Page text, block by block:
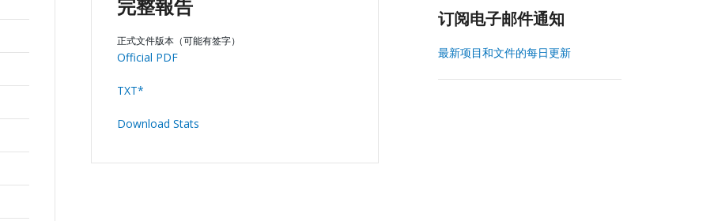
完整報告
正式文件版本（可能有签字）
Official PDF
TXT*
Download Stats
订阅电子邮件通知
最新项目和文件的每日更新